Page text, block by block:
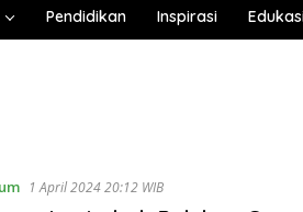
Pendidikan Inspirasi
1 April 2024 20:12 WIB